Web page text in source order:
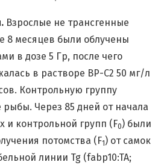
Взрослые не трансгенные
8 месяцев были облучены
в дозе 5 Гр, после чего
в растворе BP-C2 50 мг/л
Контрольную группу
рыбы. Через 85 дней от начала
и контрольной групп (F0) были
потомства (F1 ) от самок
линии Tg (fabp10:TA;